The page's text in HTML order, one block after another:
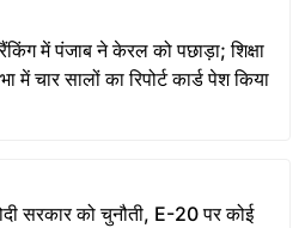
में पंजाब ने केरल को पछाड़ा; शिक्षा
में चार सालों का रिपोर्ट कार्ड पेश किया
सरकार को चुनौती, E-20 पर कोई